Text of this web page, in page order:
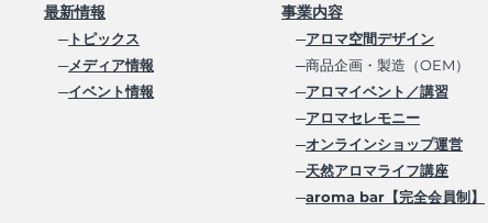
最新情報
─トピックス
─メディア情報
─イベント情報
事業内容
─アロマ空間デザイン
─商品企画・製造（OEM）
─アロマイベント／講習
─アロマセレモニー
─オンラインショップ運営
─天然アロマライフ講座
─aroma bar【完全会員制】